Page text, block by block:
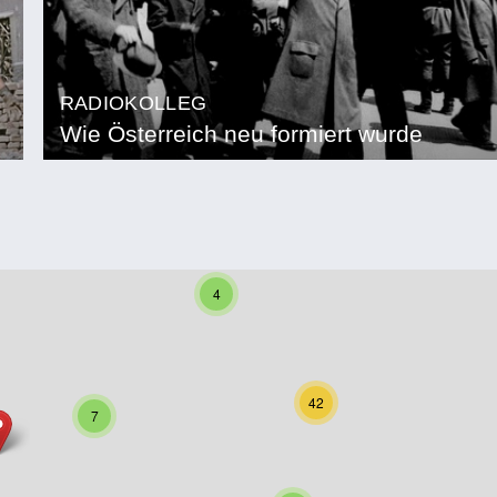
RADIOKOLLEG
Wie Österreich neu formiert wurde
7
4
42